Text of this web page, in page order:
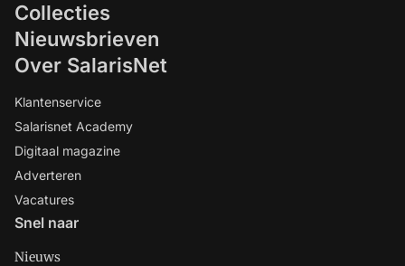
Collecties
Nieuwsbrieven
Over SalarisNet
Klantenservice
Salarisnet Academy
Digitaal magazine
Adverteren
Vacatures
Snel naar
Nieuws